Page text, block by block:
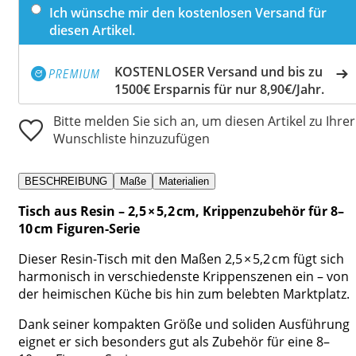
Ich wünsche mir den kostenlosen Versand für
diesen Artikel.
KOSTENLOSER Versand und bis zu
1500€ Ersparnis für nur 8,90€/Jahr.
Bitte melden Sie sich an, um diesen Artikel zu Ihrer
Wunschliste hinzuzufügen
BESCHREIBUNG Maße Materialien
Tisch aus Resin – 2,5 × 5,2 cm, Krippenzubehör für 8–
10 cm Figuren-Serie
Dieser Resin-Tisch mit den Maßen 2,5 × 5,2 cm fügt sich
harmonisch in verschiedenste Krippenszenen ein – von
der heimischen Küche bis hin zum belebten Marktplatz.
Dank seiner kompakten Größe und soliden Ausführung
eignet er sich besonders gut als Zubehör für eine 8–